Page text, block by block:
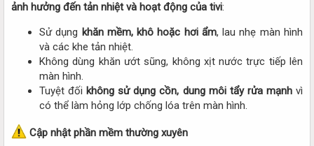
ảnh hưởng đến tản nhiệt và hoạt động của tivi:​
Sử dụng khăn mềm, khô hoặc hơi ẩm, lau nhẹ màn hình
và các khe tản nhiệt.​
Không dùng khăn ướt sũng, không xịt nước trực tiếp lên
màn hình.​
Tuyệt đối không sử dụng cồn, dung môi tẩy rửa mạnhvì
có thể làm hỏng lớp chống lóa trên màn hình.​
Cập nhật phần mềm thường xuyên